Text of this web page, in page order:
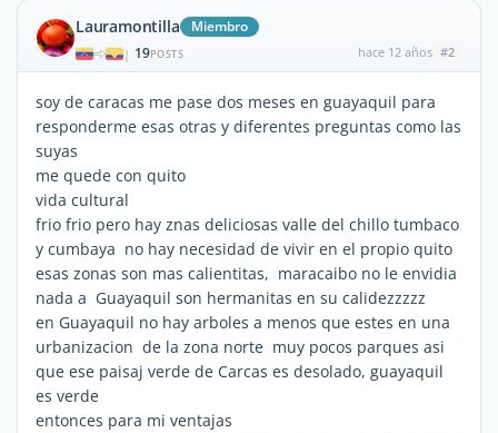
Lauramontilla Miembro
| 19POSTS hace 12 años #2
soy de caracas me pase dos meses en guayaquil para
responderme esas otras y diferentes preguntas como las
suyas
me quede con quito
vida cultural
frio frio pero hay znas deliciosas valle del chillo tumbaco
y cumbaya no hay necesidad de vivir en el propio quito
esas zonas son mas calientitas, maracaibo no le envidia
nada a Guayaquil son hermanitas en su calidezzzzz
en Guayaquil no hay arboles a menos que estes en una
urbanizacion de la zona norte muy pocos parques asi
que ese paisaj verde de Carcas es desolado, guayaquil
es verde
entonces para mi ventajas